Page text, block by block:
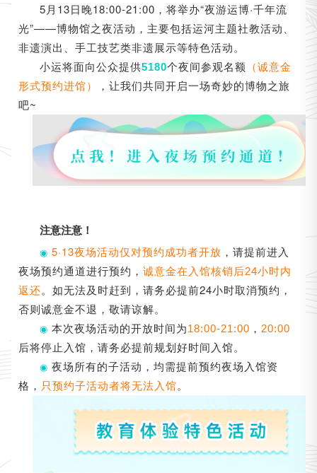
5月13日晚18:00-21:00，将举办“夜游运博·千年流
光”——博物馆之夜活动，主要包括运河主题社教活动、
非遗演出、手工技艺类非遗展示等特色活动。
小运将面向公众提供5180个夜间参观名额 （诚意金
形式预约进馆）
，让我们共同开启一场奇妙的博物之旅
吧~
注意注意！
◉ 5·13夜场活动仅对预约成功者开放 ，请提前进入
夜场预约通道进行预约， 诚意金在入馆核销后24小时内
返还。如无法及时赶到，请务必提前24小时取消预约，
否则诚意金不退，敬请谅解。
◉ 本次夜场活动的开放时间为18:00-21:00 ， 20:00
后将停止入馆，请务必提前规划好时间入馆。
◉ 夜场所有的子活动，均需提前预约夜场入馆资
格， 只预约子活动者将无法入馆。